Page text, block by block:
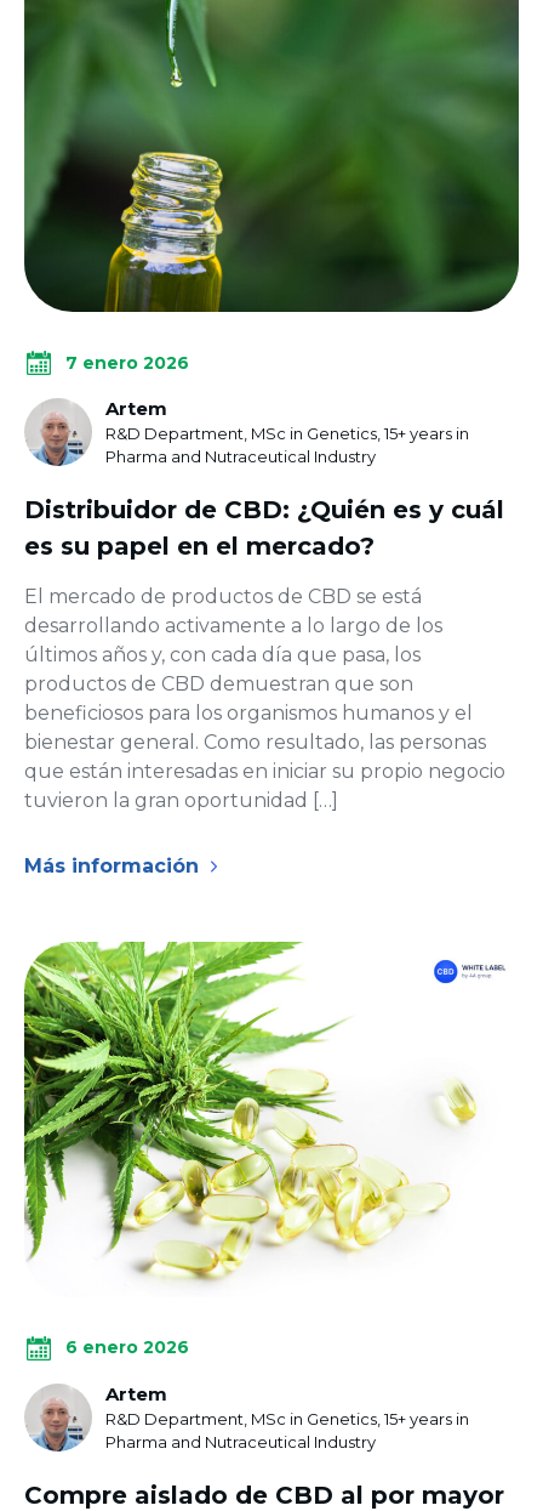
7 enero 2026
Artem
R&D Department, MSc in Genetics, 15+ years in
Pharma and Nutraceutical Industry
Distribuidor de CBD: ¿Quién es y cuál
es su papel en el mercado?
El mercado de productos de CBD se está
desarrollando activamente a lo largo de los
últimos años y, con cada día que pasa, los
productos de CBD demuestran que son
beneficiosos para los organismos humanos y el
bienestar general. Como resultado, las personas
que están interesadas en iniciar su propio negocio
tuvieron la gran oportunidad […]
Más información
6 enero 2026
Artem
R&D Department, MSc in Genetics, 15+ years in
Pharma and Nutraceutical Industry
Compre aislado de CBD al por mayor